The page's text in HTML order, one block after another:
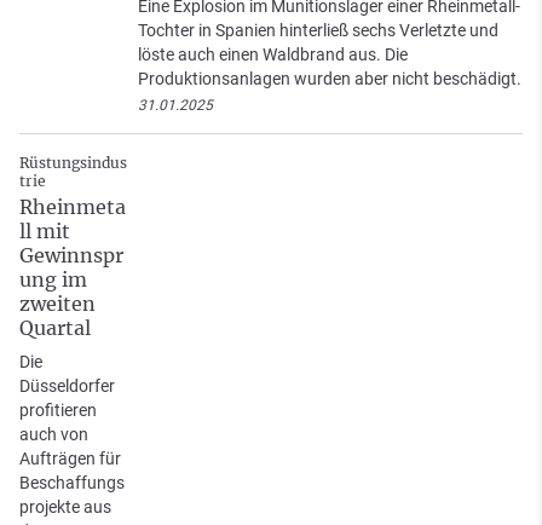
Eine Explosion im Munitionslager einer Rheinmetall-
Tochter in Spanien hinterließ sechs Verletzte und
löste auch einen Waldbrand aus. Die
Produktionsanlagen wurden aber nicht beschädigt.
31.01.2025
Rüstungsindus
trie
Rheinmeta
ll mit
Gewinnspr
ung im
zweiten
Quartal
Die
Düsseldorfer
profitieren
auch von
Aufträgen für
Beschaffungs
projekte aus